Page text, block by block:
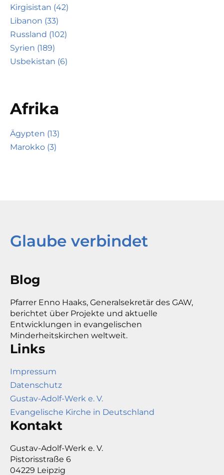
Kirgisistan (42)
Libanon (33)
Russland (102)
Syrien (189)
Usbekistan (6)
Afrika
Ägypten (13)
Marokko (3)
Glaube verbindet
Blog
Pfarrer Enno Haaks, Generalsekretär des GAW,
berichtet über Projekte und aktuelle
Entwicklungen in evangelischen
Minderheitskirchen weltweit.
Links
Impressum
Datenschutz
Gustav-Adolf-Werk e. V.
Evangelische Kirche in Deutschland
Kontakt
Gustav-Adolf-Werk e. V.
Pistorisstraße 6
04229 Leipzig